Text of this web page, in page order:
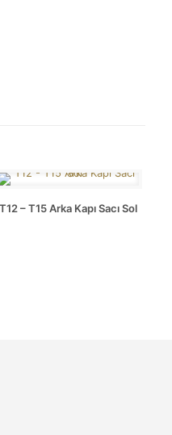
T12 – T15 Arka Kapı Sacı Sol